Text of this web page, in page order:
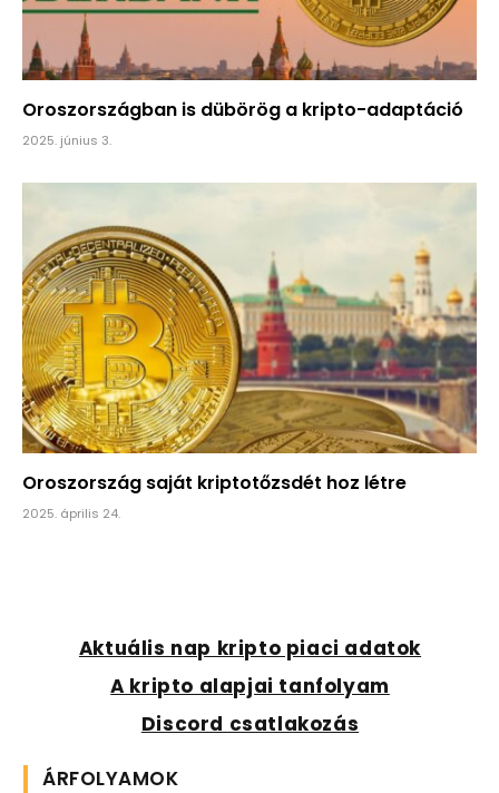
Oroszországban is dübörög a kripto-adaptáció
2025. június 3.
Oroszország saját kriptotőzsdét hoz létre
2025. április 24.
Aktuális nap kripto piaci adatok
A kripto alapjai tanfolyam
Discord csatlakozás
ÁRFOLYAMOK